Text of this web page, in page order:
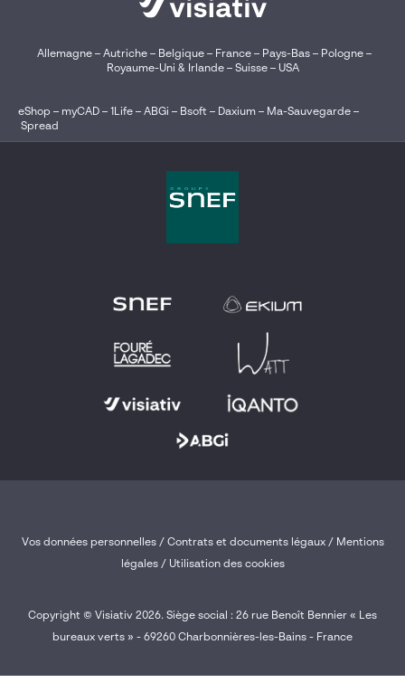
Allemagne– Autriche– Belgique – France– Pays-Bas– Pologne–
Royaume-Uni & Irlande– Suisse– USA
eShop – myCAD – 1Life – ABGi – Bsoft – Daxium – Ma-Sauvegarde –
Spread
Copyright © Visiativ 2026. Siège social : 26 rue Benoît Bennier « Les
bureaux verts » - 69260 Charbonnières-les-Bains - France
Vos données personnelles/ Contrats et documents légaux/ Mentions
légales / Utilisation des cookies